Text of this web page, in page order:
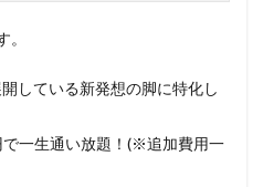
している新発想の脚に特化し
一生通い放題！(※追加費用一